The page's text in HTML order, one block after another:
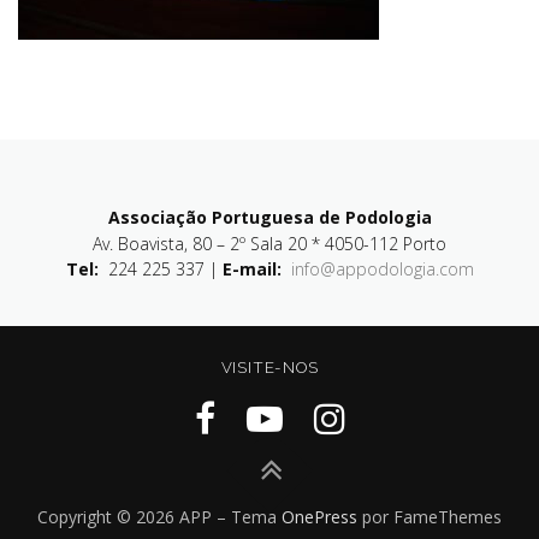
Associação Portuguesa de Podologia
Av. Boavista, 80 – 2º Sala 20 * 4050-112 Porto
Tel: 224 225 337 | E-mail: info@appodologia.com
VISITE-NOS
Copyright © 2026 APP – Tema OnePress por FameThemes